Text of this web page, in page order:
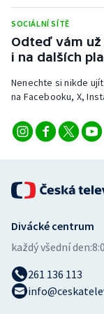
Triatlon
Veslování
Vodní slalom
Volejbal
Ostatní
SOCIÁLNÍ SÍTĚ
Odteď vám už
i na dalších
Nenechte si nikde
na Facebooku, X,
Divácké centrum
každý všední den:
261 136 113